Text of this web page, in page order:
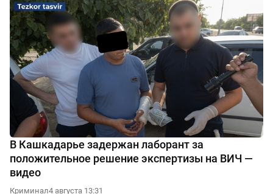
В Кашкадарье задержан лаборант за
положительное решение экспертизы на ВИЧ —
видео
Криминал4 августа 13:31